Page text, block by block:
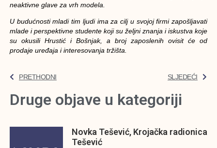
neaktivne glave za vrh modela.
U budućnosti mladi tim ljudi ima za cilj u svojoj firmi zapošljavati
mlade i perspektivne studente koji su željni znanja i iskustva koje
su okusili Hrustić i Bošnjak, a broj zaposlenih ovisit će od
prodaje uređaja i interesovanja tržišta.
PRETHODNI SLJEDEĆI
Druge objave u kategoriji
Novka Tešević, Krojačka radionica
Tešević